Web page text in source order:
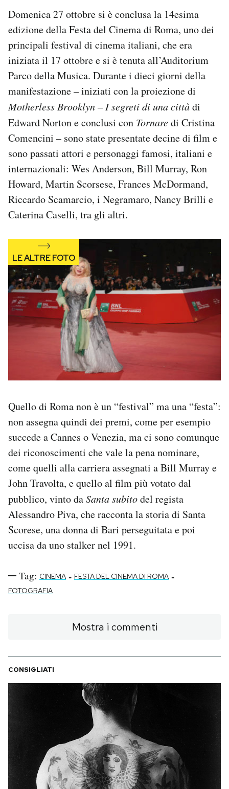
CALENDARIO
AREA PERSONALE
Newsletter
Notifiche mobile
Regala il Post
Hai bisogno di aiuto?
Domenica 27 ottobre si è conclusa la 14esima
edizione della Festa del Cinema di Roma, uno dei
principali festival di cinema italiani, che era
iniziata il 17 ottobre e si è tenuta all’Auditorium
Parco della Musica. Durante i dieci giorni della
manifestazione – iniziati con la proiezione di
Motherless Brooklyn – I segreti di una cittàdi
Edward Norton e conclusi con Tornaredi Cristina
Comencini – sono state presentate decine di film e
sono passati attori e personaggi famosi, italiani e
internazionali: Wes Anderson, Bill Murray, Ron
Howard, Martin Scorsese, Frances McDormand,
Riccardo Scamarcio, i Negramaro, Nancy Brilli e
Caterina Caselli, tra gli altri.
Quello di Roma non è un “festival” ma una “festa”:
non assegna quindi dei premi, come per esempio
succede a Cannes o Venezia, ma ci sono comunque
dei riconoscimenti che vale la pena nominare,
come quelli alla carriera assegnati a Bill Murray e
John Travolta, e quello al film più votato dal
pubblico, vinto daSanta subitodel regista
Alessandro Piva, che racconta la storia di Santa
Scorese, una donna di Bari perseguitata e poi
uccisa da uno stalker nel 1991.
Tag: CINEMA - FESTA DEL CINEMA DI ROMA -
FOTOGRAFIA
Mostra i commenti
CONSIGLIATI